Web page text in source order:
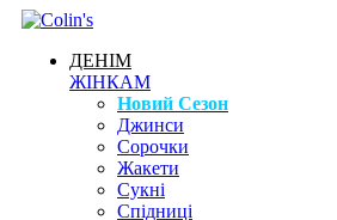
ДЕНІМ
ЖІНКАМ
Новий Сезон
Джинси
Сорочки
Жакети
Сукні
Спідниці